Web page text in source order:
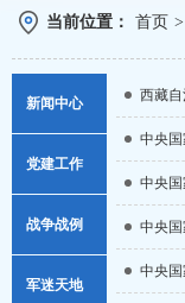
当前位置： 首页 >
新闻中心
图片新闻
人防要闻
党建工作
战争战例
军迷天地
中央